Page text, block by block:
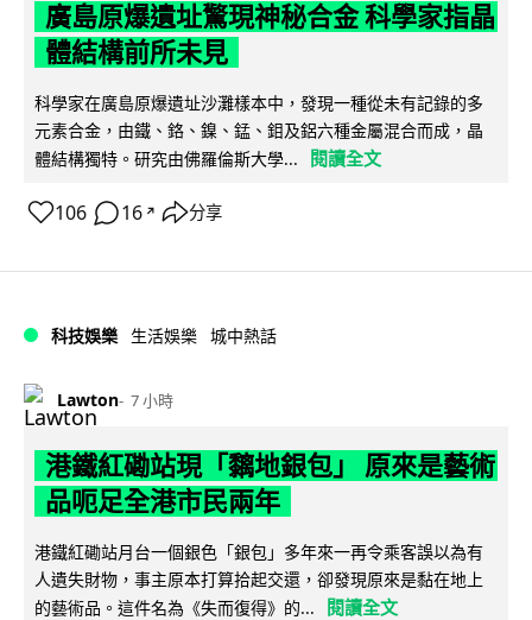
廣島原爆遺址驚現神秘合金 科學家指晶
體結構前所未見
科學家在廣島原爆遺址沙灘樣本中，發現一種從未有記錄的多
元素合金，由鐵、鉻、鎳、錳、鉬及鋁六種金屬混合而成，晶
體結構獨特。研究由佛羅倫斯大學...
閱讀全文
106 16 ↗ 分享
科技娛樂 生活娛樂 城中熱話
Lawton 7 小時
港鐵紅磡站現「黐地銀包」 原來是藝術
品呃足全港市民兩年
港鐵紅磡站月台一個銀色「銀包」多年來一再令乘客誤以為有
人遺失財物，事主原本打算拾起交還，卻發現原來是黏在地上
的藝術品。這件名為《失而復得》的...
閱讀全文